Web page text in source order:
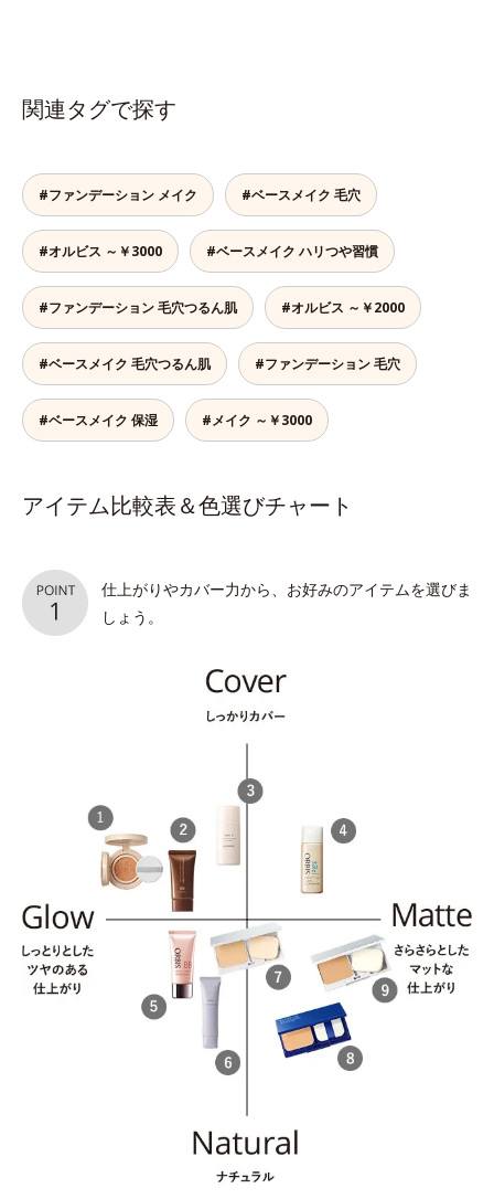
関連タグで探す
#ファンデーション メイク #ベースメイク 毛穴
#オルビス ～￥3000 #ベースメイク ハリつや習慣
#ファンデーション 毛穴つるん肌 #オルビス ～￥2000
#ベースメイク 毛穴つるん肌 #ファンデーション 毛穴
#ベースメイク 保湿 #メイク ～￥3000
アイテム比較表＆色選びチャート
仕上がりやカバー力から、お好みのアイテムを選びま
しょう。